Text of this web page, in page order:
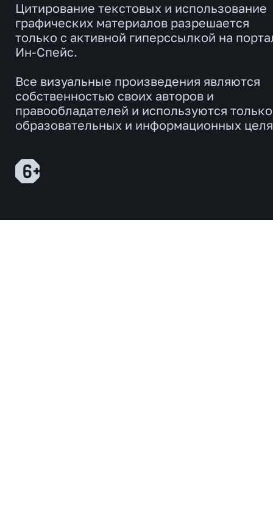
Цитирование текстовых и использование
графических материалов разрешается
только с активной гиперссылкой на
Ин-Спейс.
Все визуальные произведения являются
собственностью своих авторов и
правообладателей и используются
образовательных и информационных